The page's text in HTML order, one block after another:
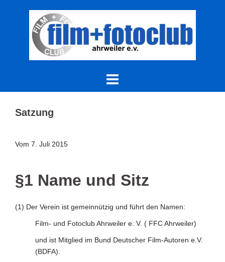
Satzung
Vom 7. Juli 2015
§1 Name und Sitz
(1) Der Verein ist gemeinnützig und führt den Namen:
Film- und Fotoclub Ahrweiler e. V. ( FFC Ahrweiler)
und ist Mitglied im Bund Deutscher Film-Autoren e.V.
(BDFA).